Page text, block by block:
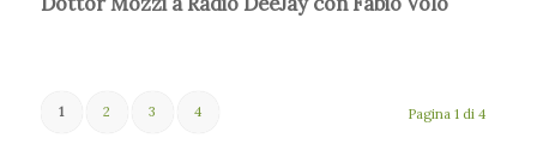
Pagina 1 di 4
1 2 3 4